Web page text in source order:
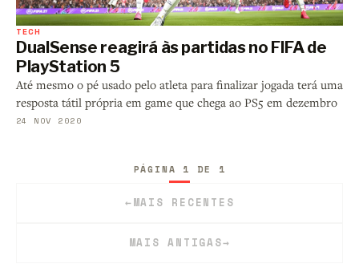
TECH
DualSense reagirá às partidas no FIFA de
PlayStation 5
Até mesmo o pé usado pelo atleta para finalizar jogada terá uma
resposta tátil própria em game que chega ao PS5 em dezembro
24 NOV 2020
←MAIS RECENTES
PÁGINA 1 DE 1
MAIS ANTIGAS→